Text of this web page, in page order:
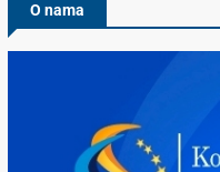
O nama